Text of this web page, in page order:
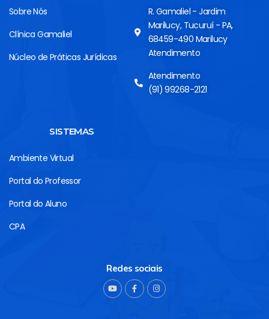
Sobre Nós
Clínica Gamaliel
Núcleo de Práticas Jurídicas
R. Gamaliel - Jardim
Marilucy, Tucuruí - PA,
68459-490 Marilucy
Atendimento
Atendimento
(91) 99268-2121
SISTEMAS
Ambiente Virtual
Portal do Professor
Portal do Aluno
CPA
Redes sociais